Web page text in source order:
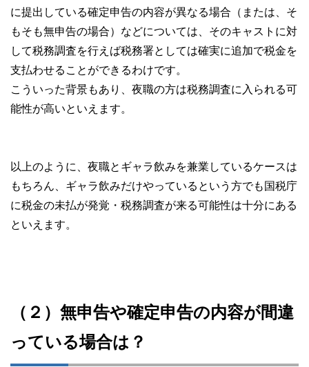
に提出している確定申告の内容が異なる場合（または、そ
もそも無申告の場合）などについては、そのキャストに対
して税務調査を行えば税務署としては確実に追加で税金を
支払わせることができるわけです。
こういった背景もあり、夜職の方は税務調査に入られる可
能性が高いといえます。
以上のように、夜職とギャラ飲みを兼業しているケースは
もちろん、ギャラ飲みだけやっているという方でも国税庁
に税金の未払が発覚・税務調査が来る可能性は十分にある
といえます。
（２）無申告や確定申告の内容が間違
っている場合は？